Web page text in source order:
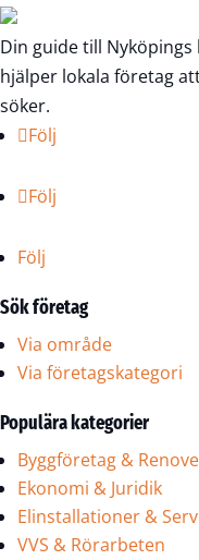
Din guide till
hjälper lokala företag
söker.
Följ
Följ
Följ
Sök företag
Via område
Via företagskategori
Populära kategorier
Byggföretag &
Ekonomi & Juridik
Elinstallationer &
VVS & Rörarbeten